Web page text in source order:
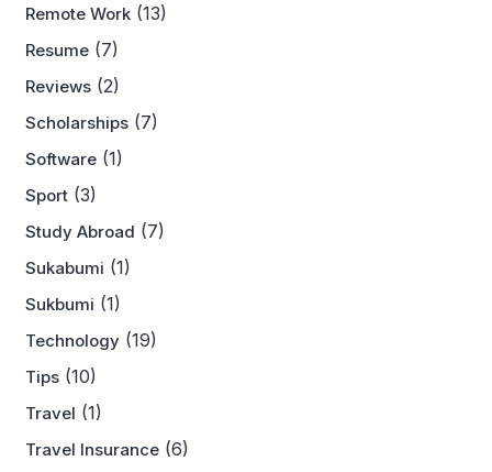
Remote Work (13)
Resume (7)
Reviews (2)
Scholarships (7)
Software (1)
Sport (3)
Study Abroad (7)
Sukabumi (1)
Sukbumi (1)
Technology (19)
Tips (10)
Travel (1)
Travel Insurance (6)